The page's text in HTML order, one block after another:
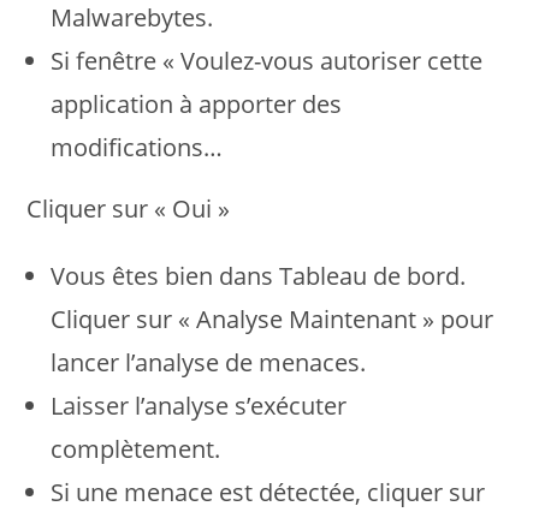
Malwarebytes.
Si fenêtre « Voulez-vous autoriser cette
application à apporter des
modifications…
Cliquer sur « Oui »
Vous êtes bien dans Tableau de bord.
Cliquer sur « Analyse Maintenant » pour
lancer l’analyse de menaces.
Laisser l’analyse s’exécuter
complètement.
Si une menace est détectée, cliquer sur